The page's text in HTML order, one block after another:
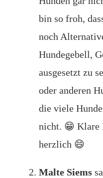
bin so froh,
noch
Hundegebell,
ausgesetzt zu
oder anderen
die viele
nicht. 😁 Klare
herzlich 😄
Malte Siems